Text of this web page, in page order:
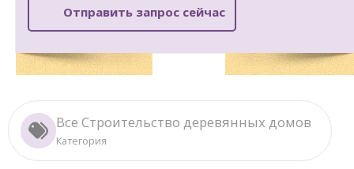
Отправить запрос сейчас
Все Строительство деревянных домов
Категория